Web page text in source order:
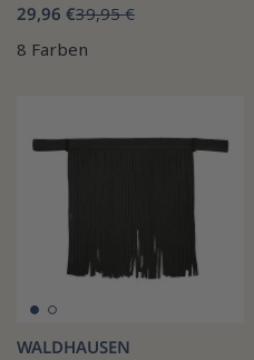
29,96 €39,95 €
8 Farben
WALDHAUSEN